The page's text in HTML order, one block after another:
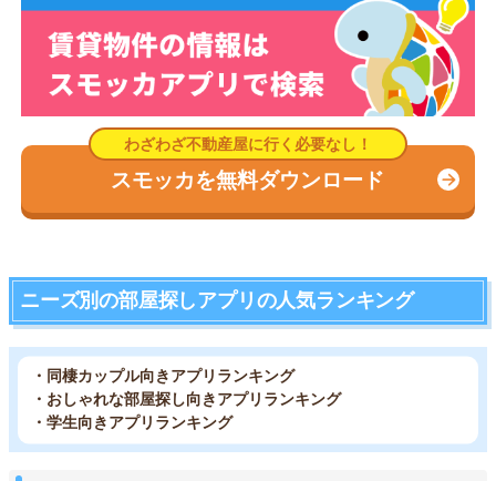
スモッカを無料ダウンロード
ニーズ別の部屋探しアプリの人気ランキング
・同棲カップル向きアプリランキング
・おしゃれな部屋探し向きアプリランキング
・学生向きアプリランキング